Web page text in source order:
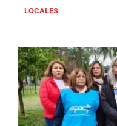
LOCALES